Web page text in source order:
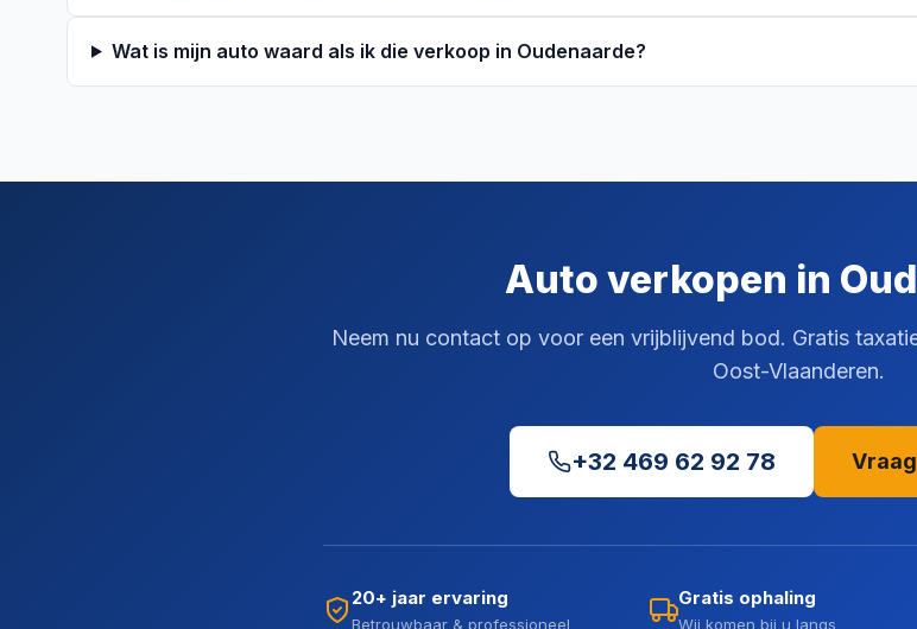
Wat is mijn auto waard als ik die verkoop in Oudenaarde?
Auto verkopen in
Neem nu contact op voor een vrijblijvend bod. Gratis
Oost-Vlaanderen.
+32 469 62 92 78
20+ jaar ervaring
Betrouwbaar & professioneel
Gratis ophaling
Wij komen bij u langs